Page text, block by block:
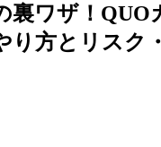
裏ワザ！QUO
り方とリスク